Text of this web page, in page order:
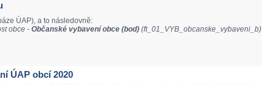
ÚAP), a to následovně:
obce - Občanské vybavení obce (bod) (ft_01_VYB_obcanske_vybaveni_b)
ÚAP obcí 2020